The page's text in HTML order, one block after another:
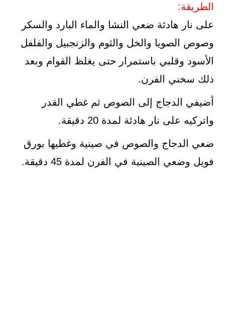
الطريقة:
على نار هادئة ضعي النشا والماء البارد والسكر
وصوص الصويا والخل والثوم والزنجبيل والفلفل
الأسود وقلبي باستمرار حتى يغلظ القوام وبعد
ذلك سخني الفرن.
أضيفي الدجاج إلى الصوص ثم غطي القدر
واتركيه على نار هادئة لمدة 20 دقيقة.
ضعي الدجاج والصوص في صينية وغطيها بورق
فويل وضعي الصينية في الفرن لمدة 45 دقيقة.